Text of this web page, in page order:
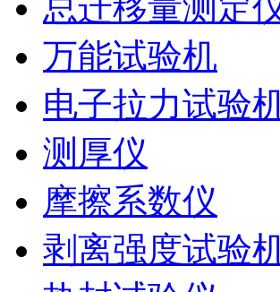
总迁移量测定
万能试验机
电子拉力试验
测厚仪
摩擦系数仪
剥离强度试验